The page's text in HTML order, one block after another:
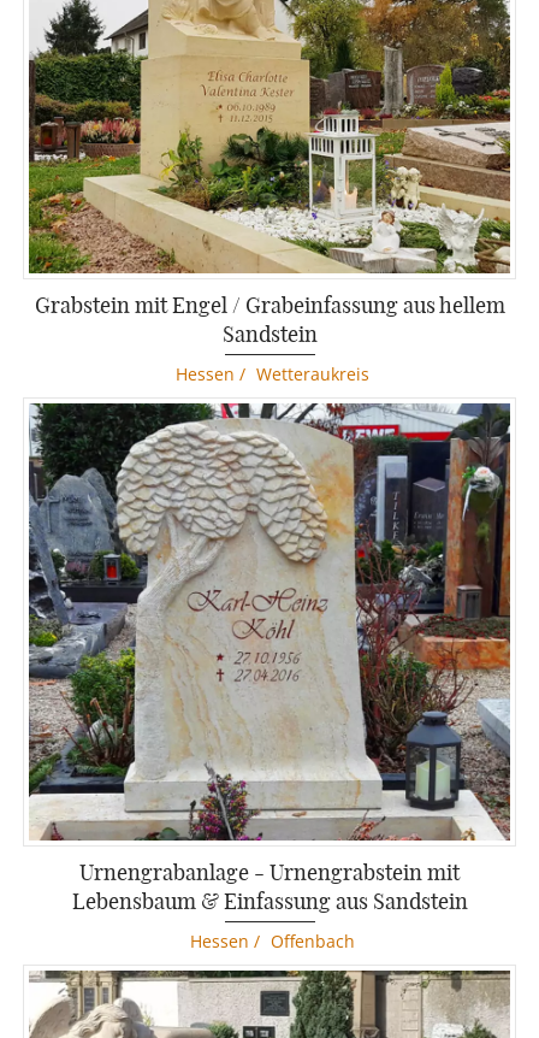
Grabstein mit Engel / Grabeinfassung aus hellem
Sandstein
Hessen / Wetteraukreis
Urnengrabanlage - Urnengrabstein mit
Lebensbaum & Einfassung aus Sandstein
Hessen / Offenbach